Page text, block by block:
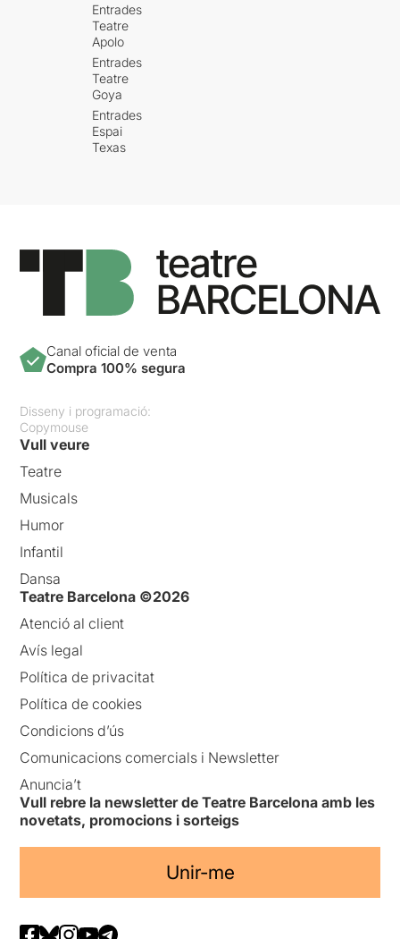
Entrades
Teatre
Apolo
Entrades
Teatre
Goya
Entrades
Espai
Texas
Canal oficial de venta
Compra 100% segura
Disseny i programació:
Copymouse
Vull veure
Teatre
Musicals
Humor
Infantil
Dansa
Teatre Barcelona ©2026
Atenció al client
Avís legal
Política de privacitat
Política de cookies
Condicions d’ús
Comunicacions comercials i Newsletter
Anuncia’t
Vull rebre la newsletter de Teatre Barcelona amb les
novetats, promocions i sorteigs
Unir-me